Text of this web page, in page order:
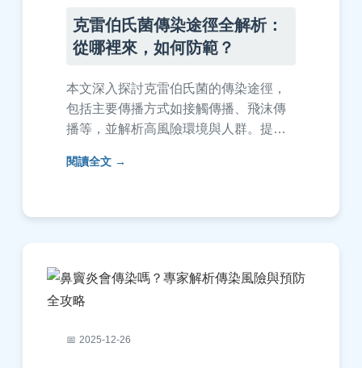
克雷伯氏菌傳染途徑全解析：
從哪裡來，如何防範？
本文深入探討克雷伯氏菌的傳染途徑，
包括主要傳播方式如接觸傳播、飛沫傳
播等，並解析高風險環境與人群。提供
了解如何避免感染，適合一般民眾和醫
閱讀全文
2025-12-26